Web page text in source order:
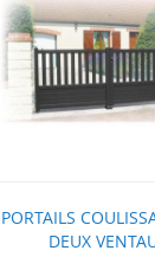
PORTAILS
DEUX